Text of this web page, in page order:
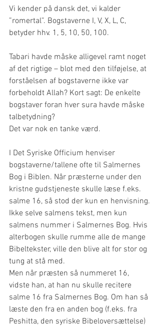
Vi kender på dansk det, vi kalder
”romertal”. Bogstaverne I, V, X, L, C,
betyder hhv. 1, 5, 10, 50, 100.
Tabari havde måske alligevel ramt noget
af det rigtige – blot med den tilføjelse, at
forståelsen af bogstaverne ikke var
forbeholdt Allah? Kort sagt: De enkelte
bogstaver foran hver sura havde måske
talbetydning?
Det var nok en tanke værd.
I Det Syriske Officium henviser
bogstaverne/tallene ofte til Salmernes
Bog i Biblen. Når præsterne under den
kristne gudstjeneste skulle læse f.eks.
salme 16, så stod der kun en henvisning.
Ikke selve salmens tekst, men kun
salmens nummer i Salmernes Bog. Hvis
alterbogen skulle rumme alle de mange
Bibeltekster, ville den blive alt for stor og
tung at stå med.
Men når præsten så nummeret 16,
vidste han, at han nu skulle recitere
salme 16 fra Salmernes Bog. Om han så
læste den fra en anden bog (f.eks. fra
Peshitta, den syriske Bibeloversættelse)